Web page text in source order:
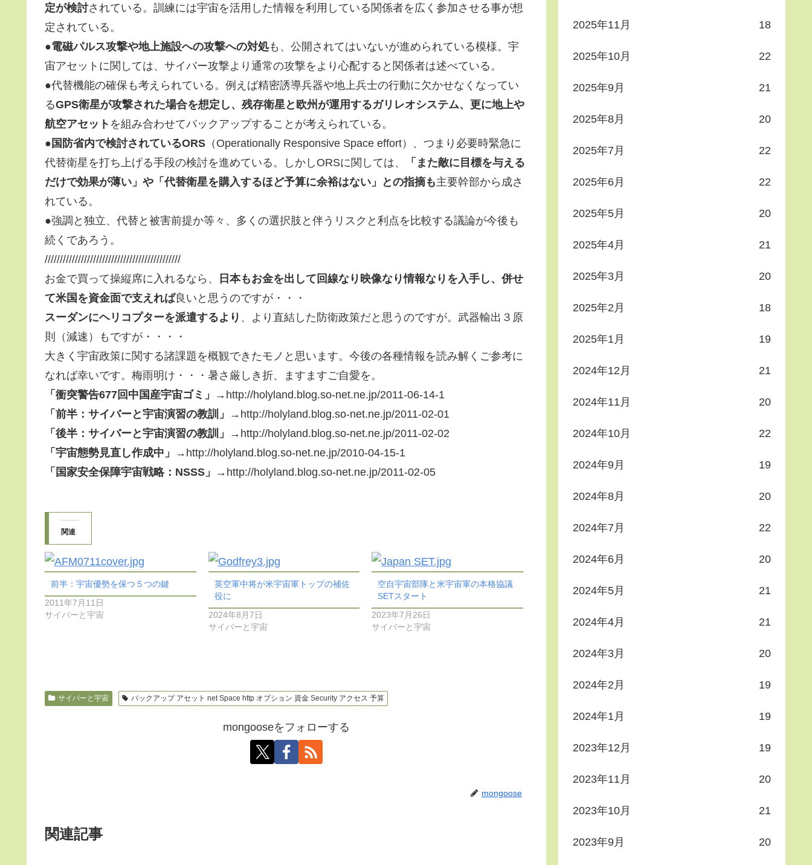
定が検討されている。訓練には宇宙を活用した情報を利用している関係者を広く参加させる事が想
定されている。
●電磁パルス攻撃や地上施設への攻撃への対処も、公開されてはいないが進められている模様。宇
宙アセットに関しては、サイバー攻撃より通常の攻撃をより心配すると関係者は述べている。
●代替機能の確保も考えられている。例えば精密誘導兵器や地上兵士の行動に欠かせなくなってい
るGPS衛星が攻撃された場合を想定し、残存衛星と欧州が運用するガリレオシステム、更に地上や
航空アセット を組み合わせてバックアップすることが考えられている。
● 国防省内で検討されているORS （Operationally Responsive Space effort）、つまり必要時緊急に
代替衛星を打ち上げる手段の検討を進めている。しかしORSに関しては、
「また敵に目標を与える
だけで効果が薄い」や「代替衛星を購入するほど予算に余裕はない」との指摘も主要幹部から成さ
れている。
●強調と独立、代替と被害前提か等々、多くの選択肢と伴うリスクと利点を比較する議論が今後も
続くであろう。
/////////////////////////////////////////////
お金で買って操縦席に入れるなら、
日本もお金を出して回線なり映像なり情報なりを入手し、併せ
て米国を資金面で支えれば良いと思うのですが・・・
スーダンにヘリコプターを派遣するより 、より直結した防衛政策だと思うのですが。武器輸出３原
則（減速）もですが・・・・
大きく宇宙政策に関する諸課題を概観できたモノと思います。今後の各種情報を読み解くご参考に
なれば幸いです。梅雨明け・・・暑さ厳しき折、ますますご自愛を。
「衝突警告677回中国産宇宙ゴミ」
→http://holyland.blog.so-net.ne.jp/2011-06-14-1
「前半：サイバーと宇宙演習の教訓」
→http://holyland.blog.so-net.ne.jp/2011-02-01
「後半：サイバーと宇宙演習の教訓」
→http://holyland.blog.so-net.ne.jp/2011-02-02
「宇宙態勢見直し作成中」
→http://holyland.blog.so-net.ne.jp/2010-04-15-1
「国家安全保障宇宙戦略：NSSS」
→http://holyland.blog.so-net.ne.jp/2011-02-05
関連
前半：宇宙優勢を保つ５つの鍵
2011年7月11日
サイバーと宇宙
英空軍中将が米宇宙軍トップの補佐
役に
2024年8月7日
サイバーと宇宙
空自宇宙部隊と米宇宙軍の本格協議
SETスタート
2023年7月26日
サイバーと宇宙
サイバーと宇宙 バックアップ アセット net Space http オプション 資金 Security アクセス 予算
mongooseをフォローする
mongoose
関連記事
2025年11月 18
2025年10月 22
2025年9月 21
2025年8月 20
2025年7月 22
2025年6月 22
2025年5月 20
2025年4月 21
2025年3月 20
2025年2月 18
2025年1月 19
2024年12月 21
2024年11月 20
2024年10月 22
2024年9月 19
2024年8月 20
2024年7月 22
2024年6月 20
2024年5月 21
2024年4月 21
2024年3月 20
2024年2月 19
2024年1月 19
2023年12月 19
2023年11月 20
2023年10月 21
2023年9月 20